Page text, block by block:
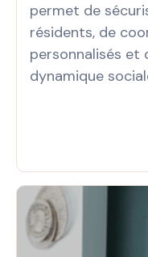
permet de
résidents, de
personnalisés et
dynamique